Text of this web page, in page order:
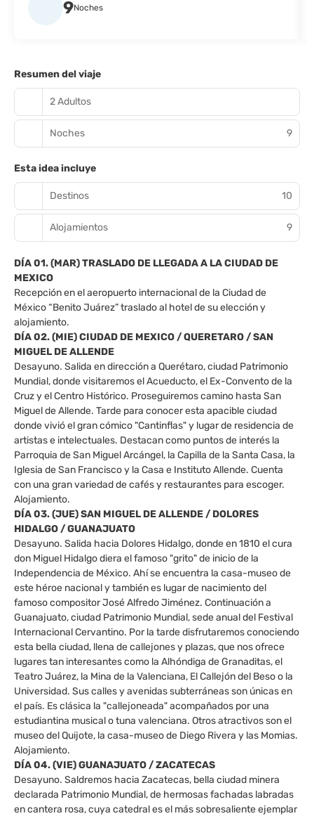
9Noches
Resumen del viaje
2 Adultos
Noches 9
Esta idea incluye
Destinos 10
Alojamientos 9
DÍA 01. (MAR) TRASLADO DE LLEGADA A LA CIUDAD DE
MEXICO
Recepción en el aeropuerto internacional de la Ciudad de
México “Benito Juárez” traslado al hotel de su elección y
alojamiento.
DÍA 02. (MIE) CIUDAD DE MEXICO / QUERETARO / SAN
MIGUEL DE ALLENDE
Desayuno. Salida en dirección a Querétaro, ciudad Patrimonio
Mundial, donde visitaremos el Acueducto, el Ex-Convento de la
Cruz y el Centro Histórico. Proseguiremos camino hasta San
Miguel de Allende. Tarde para conocer esta apacible ciudad
donde vivió el gran cómico "Cantinflas" y lugar de residencia de
artistas e intelectuales. Destacan como puntos de interés la
Parroquia de San Miguel Arcángel, la Capilla de la Santa Casa, la
Iglesia de San Francisco y la Casa e Instituto Allende. Cuenta
con una gran variedad de cafés y restaurantes para escoger.
Alojamiento.
DÍA 03. (JUE) SAN MIGUEL DE ALLENDE / DOLORES
HIDALGO / GUANAJUATO
Desayuno. Salida hacia Dolores Hidalgo, donde en 1810 el cura
don Miguel Hidalgo diera el famoso "grito" de inicio de la
Independencia de México. Ahí se encuentra la casa-museo de
este héroe nacional y también es lugar de nacimiento del
famoso compositor José Alfredo Jiménez. Continuación a
Guanajuato, ciudad Patrimonio Mundial, sede anual del Festival
Internacional Cervantino. Por la tarde disfrutaremos conociendo
esta bella ciudad, llena de callejones y plazas, que nos ofrece
lugares tan interesantes como la Alhóndiga de Granaditas, el
Teatro Juárez, la Mina de la Valenciana, El Callejón del Beso o la
Universidad. Sus calles y avenidas subterráneas son únicas en
el país. Es clásica la "callejoneada" acompañados por una
estudiantina musical o tuna valenciana. Otros atractivos son el
museo del Quijote, la casa-museo de Diego Rivera y las Momias.
Alojamiento.
DÍA 04. (VIE) GUANAJUATO / ZACATECAS
Desayuno. Saldremos hacia Zacatecas, bella ciudad minera
declarada Patrimonio Mundial, de hermosas fachadas labradas
en cantera rosa, cuya catedral es el más sobresaliente ejemplar